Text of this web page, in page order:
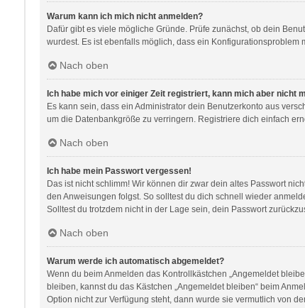
Warum kann ich mich nicht anmelden?
Dafür gibt es viele mögliche Gründe. Prüfe zunächst, ob dein
wurdest. Es ist ebenfalls möglich, dass ein
Nach oben
Ich habe mich vor einiger Zeit registriert, kann mich aber nicht
Es kann sein, dass ein Administrator dein Benutzerkonto aus
um die Datenbankgröße zu verringern. Registriere dich einfach
Nach oben
Ich habe mein Passwort vergessen!
Das ist nicht schlimm! Wir können dir zwar dein altes Passwort
den Anweisungen folgst. So solltest du dich schnell wieder
Solltest du trotzdem nicht in der Lage sein, dein Passwort
Nach oben
Warum werde ich automatisch abgemeldet?
Wenn du beim Anmelden das Kontrollkästchen „Angemeldet
bleiben, kannst du das Kästchen „Angemeldet bleiben“ beim
Option nicht zur Verfügung steht, dann wurde sie vermutlich von